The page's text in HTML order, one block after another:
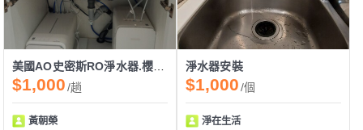
$1,000/趟
黃朝榮
淨水器安裝
$1,000/個
淨在生活